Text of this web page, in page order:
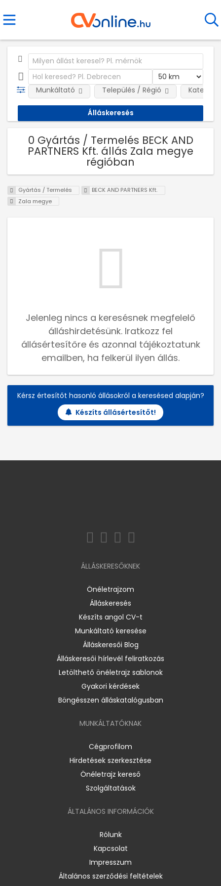
Munkáltató Település / Régió
0 Gyártás / Termelés BECK AND
PARTNERS Kft. állás Zala megye
régióban
Gyártás / Termelés
BECK AND PARTNERS Kft.
Zala megye
Jelenleg nincs a keresésnek megfelelő
álláshirdetésünk. Iratkozz fel
állásértesítőre és azonnal tájékoztatunk
emailben, ha felkerül ilyen állás.
Kérsz értesítőt hasonló állásokról a keresésed alapján?
Készíts állásértesítőt!
ÁLLÁSKERESŐKNEK
Önéletrajzom
Álláskeresés
Készíts angol CV-t
Munkáltató keresése
Álláskeresői Blog
Álláskeresői hírlevél feliratkozás
Letölthető önéletrajz sablonok
Gyakori kérdések
Böngésszen álláskatalógusban
MUNKÁLTATÓKNAK
Cégprofilom
Hirdetések szerkesztése
Önéletrajz kereső
Szolgáltatások
ÁLTALÁNOS INFORMÁCIÓK
Rólunk
Kapcsolat
Impresszum
Általános szerződési feltételek